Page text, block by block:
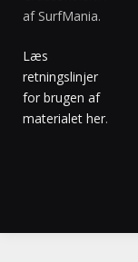
af SurfMania.
Læs
retningslinjer
for brugen af
materialet her.